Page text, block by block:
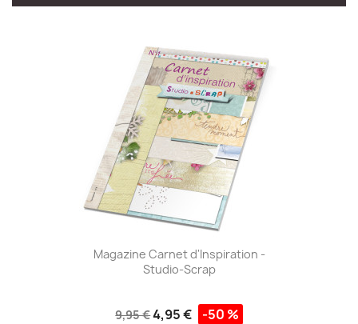
Magazine Carnet d'Inspiration -
Studio-Scrap
9,95 €4,95 € -50 %